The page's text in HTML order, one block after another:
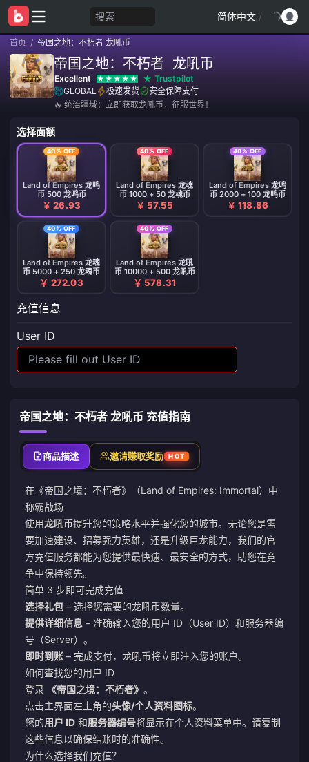
搜索 简体中文 /
首页 / 帝国之地：不朽者 龙吼币
帝国之地：不朽者 龙吼币
Excellent
Trustpilot
GLOBAL
极速发货
安全保障支付
🔥 统治疆域：立即获取龙吼币，征服世界！
选择面额
40% OFF
Land of Empires 龙鸣
币 500 龙鸣币
￥ 26.93
40% OFF
Land of Empires 龙魂
币 1000 + 50 龙魂币
￥ 57.55
40% OFF
Land of Empires 龙鸣
币 2000 + 100 龙鸣币
￥ 118.86
40% OFF
Land of Empires 龙魂
币 5000 + 250 龙魂币
￥ 272.03
40% OFF
Land of Empires 龙吼
币 10000 + 500 龙吼币
￥ 578.31
充值信息
User ID
帝国之地：不朽者 龙吼币 充值指南
商品描述 邀请赚取奖励 HOT
在《帝国之境：不朽者》（Land of Empires: Immortal）中
称霸战场
使用龙吼币提升您的策略水平并强化您的城市。无论您是需
要加速建设、招募强力英雄，还是升级巨龙能力，我们的官
方充值服务都能为您提供最快速、最安全的方式，助您在竞
争中保持领先。
简单 3 步即可完成充值
选择礼包 – 选择您需要的龙吼币数量。
提供详细信息 – 准确输入您的用户 ID（User ID）和服务器编
号（Server）。
即时到账 – 完成支付，龙吼币将立即注入您的账户。
如何查找您的用户 ID
登录
《帝国之境：不朽者》 。
点击主界面左上角的头像/个人资料图标。
您的用户 ID 和服务器编号将显示在个人资料菜单中。请复制
这些信息以确保结账时的准确性。
为什么选择我们充值？